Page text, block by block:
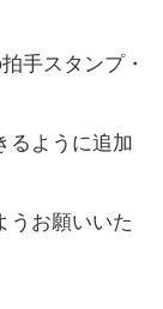
手スタンプ・
るように追加
うお願いいた